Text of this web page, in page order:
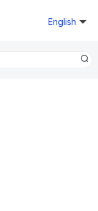
English